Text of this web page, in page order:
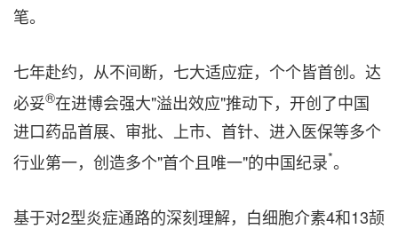
笔。
七年赴约，从不间断，七大适应症，个个皆首创。达
必妥®在进博会强大"溢出效应"推动下，开创了中国
进口药品首展、审批、上市、首针、进入医保等多个
行业第一，创造多个"首个且唯一"的中国纪录*。
基于对2型炎症通路的深刻理解，白细胞介素4和13颉